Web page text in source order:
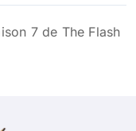
7 de The Flash